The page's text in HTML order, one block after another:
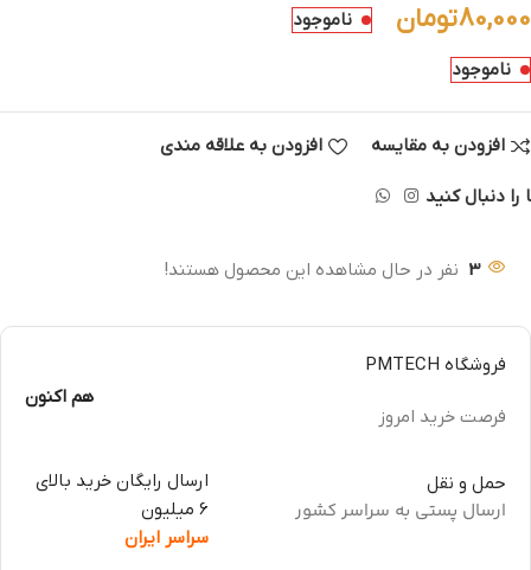
80,000تومان ناموجود
ناموجود
افزودن به مقایسه افزودن به علاقه مندی
را دنبال کنید
3 نفر در حال مشاهده این محصول هستند!
فروشگاه PMTECH
فرصت خرید امروز
هم اکنون
حمل و نقل
ارسال پستی به سراسر کشور
ارسال رایگان خرید بالای
6 میلیون
سراسر ایران